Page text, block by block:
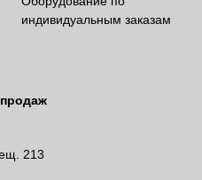
индивидуальным заказам
213